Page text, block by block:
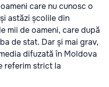
care nu cunosc o
astăzi școlile din
mii de oameni, care după
de stat. Dar și mai grav,
difuzată în Moldova
referim strict la